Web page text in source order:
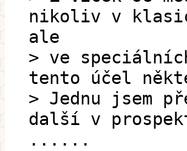
nikoliv v
ale
> ve
tento účel
> Jednu jsem
další v
......